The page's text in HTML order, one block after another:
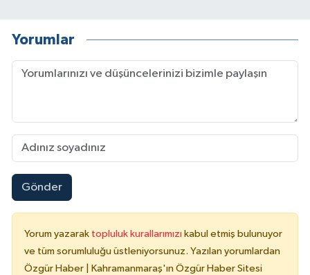
Yorumlar
Gönder
Yorum yazarak topluluk kurallarımızı kabul etmiş bulunuyor
ve tüm sorumluluğu üstleniyorsunuz. Yazılan yorumlardan
Özgür Haber | Kahramanmaraş'ın Özgür Haber Sitesi